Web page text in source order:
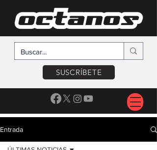
SUSCRÍBETE
Entrada